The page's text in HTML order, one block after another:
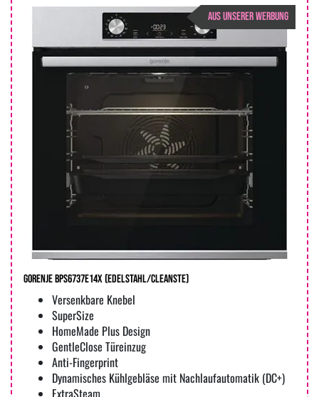
AUS UNSERER WERBUNG
Gorenje BPS6737E14X (edelstahl/cleanste)
Versenkbare Knebel
SuperSize
HomeMade Plus Design
GentleClose Türeinzug
Anti-Fingerprint
Dynamisches Kühlgebläse mit Nachlaufautomatik (DC+)